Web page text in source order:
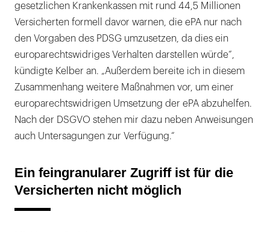
gesetzlichen Krankenkassen mit rund 44,5 Millionen
Versicherten formell davor warnen, die ePA nur nach
den Vorgaben des PDSG umzusetzen, da dies ein
europarechtswidriges Verhalten darstellen würde“,
kündigte Kelber an. „Außerdem bereite ich in diesem
Zusammenhang weitere Maßnahmen vor, um einer
europarechtswidrigen Umsetzung der ePA abzuhelfen.
Nach der DSGVO stehen mir dazu neben Anweisungen
auch Untersagungen zur Verfügung.“
Ein feingranularer Zugriff ist für die
Versicherten nicht möglich